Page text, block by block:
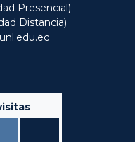
Presencial)
Distancia)